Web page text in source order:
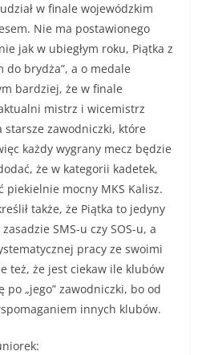
w finale wojewódzkim
Nie ma postawionego
jak w ubiegłym roku, Piątka z
do brydża”, a o medale
bardziej, że w finale
mistrz i wicemistrz
starsze zawodniczki, które
każdy wygrany mecz będzie
że w kategorii kadetek,
piekielnie mocny MKS Kalisz.
także, że Piątka to jedyny
SMS-u czy SOS-u, a
pracy ze swoimi
też, że jest ciekaw ile klubów
po „jego” zawodniczki, bo od
innych klubów.